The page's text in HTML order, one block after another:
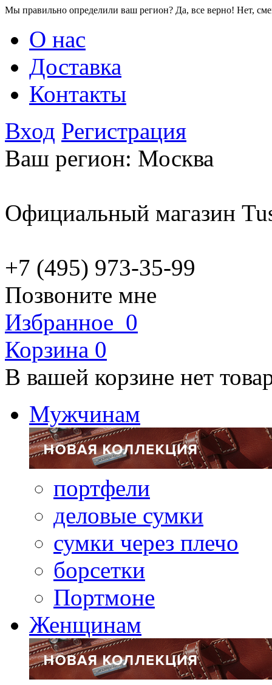
Мы правильно определили ваш регион? Да, все верно! Нет,
О нас
Доставка
Контакты
Вход Регистрация
Ваш регион: Москва
Официальный магазин
+7 (495) 973-35-99
Позвоните мне
Избранное 0
Корзина 0
В вашей корзине нет
Мужчинам
портфели
деловые сумки
сумки через плечо
борсетки
Портмоне
Женщинам